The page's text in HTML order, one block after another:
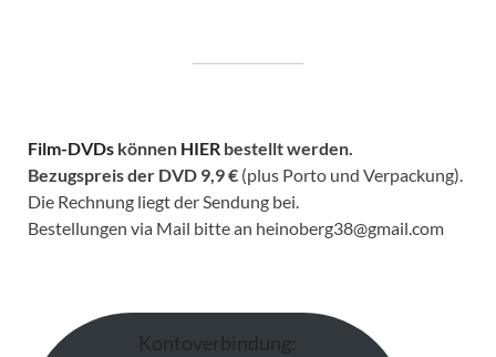
Film-DVDs können HIER bestellt werden.
Bezugspreis der DVD 9,9 € (plus Porto und Verpackung).
Die Rechnung liegt der Sendung bei.
Bestellungen via Mail bitte an heinoberg38@gmail.com
Kontoverbindung: